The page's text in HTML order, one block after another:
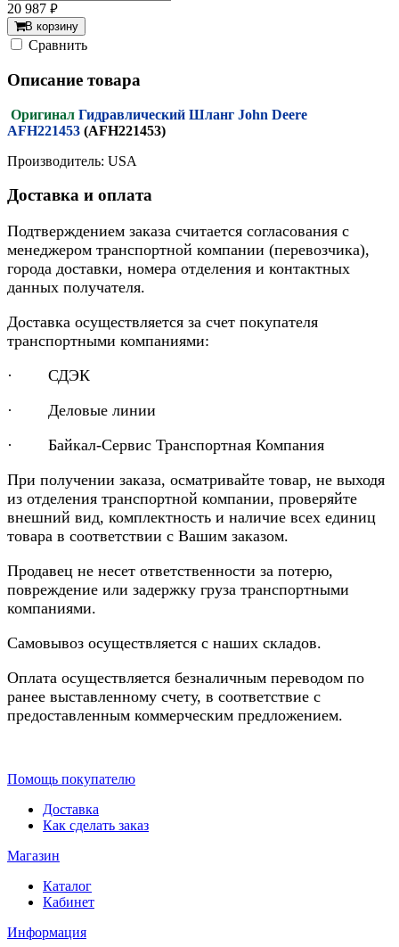
20 987 руб.
В корзину
Cравнить
Описание товара
Оригинал Гидравлический Шланг John Deere
AFH221453 (AFH221453)
Производитель: USA
Доставка и оплата
Подтверждением заказа считается согласования с
менеджером транспортной компании (перевозчика),
города доставки, номера отделения и контактных
данных получателя.
Доставка осуществляется за счет покупателя
транспортными компаниями:
· СДЭК
· Деловые линии
· Байкал-Сервис Транспортная Компания
При получении заказа, осматривайте товар, не выходя
из отделения транспортной компании, проверяйте
внешний вид, комплектность и наличие всех единиц
товара в соответствии с Вашим заказом.
Продавец не несет ответственности за потерю,
повреждение или задержку груза транспортными
компаниями.
Самовывоз осуществляется с наших складов.
Оплата осуществляется безналичным переводом по
ранее выставленному счету, в соответствие с
предоставленным коммерческим предложением.
Помощь покупателю
Доставка
Как сделать заказ
Магазин
Каталог
Кабинет
Информация